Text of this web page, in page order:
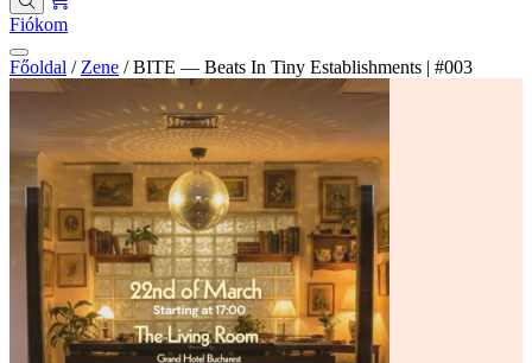
Fiókom
Főoldal / Zene / BITE — Beats In Tiny Establishments | #003